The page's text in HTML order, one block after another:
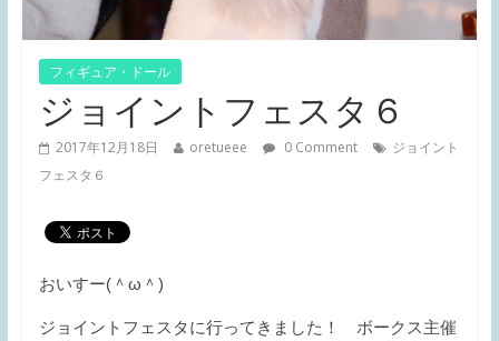
フィギュア・ドール
ジョイントフェスタ６
2017年12月18日 oretueee 0 Comment
ジョイント
フェスタ６
おいすー(＾ω＾)
ジョイントフェスタに行ってきました！ ボークス主催